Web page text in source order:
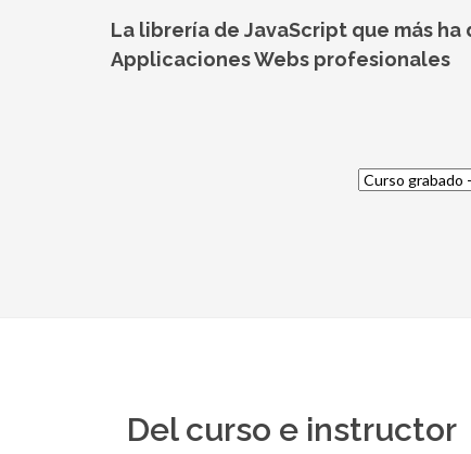
La librería de JavaScript que más
Applicaciones Webs profesionales
Del curso e instructor